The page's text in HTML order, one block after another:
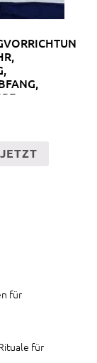
für
für